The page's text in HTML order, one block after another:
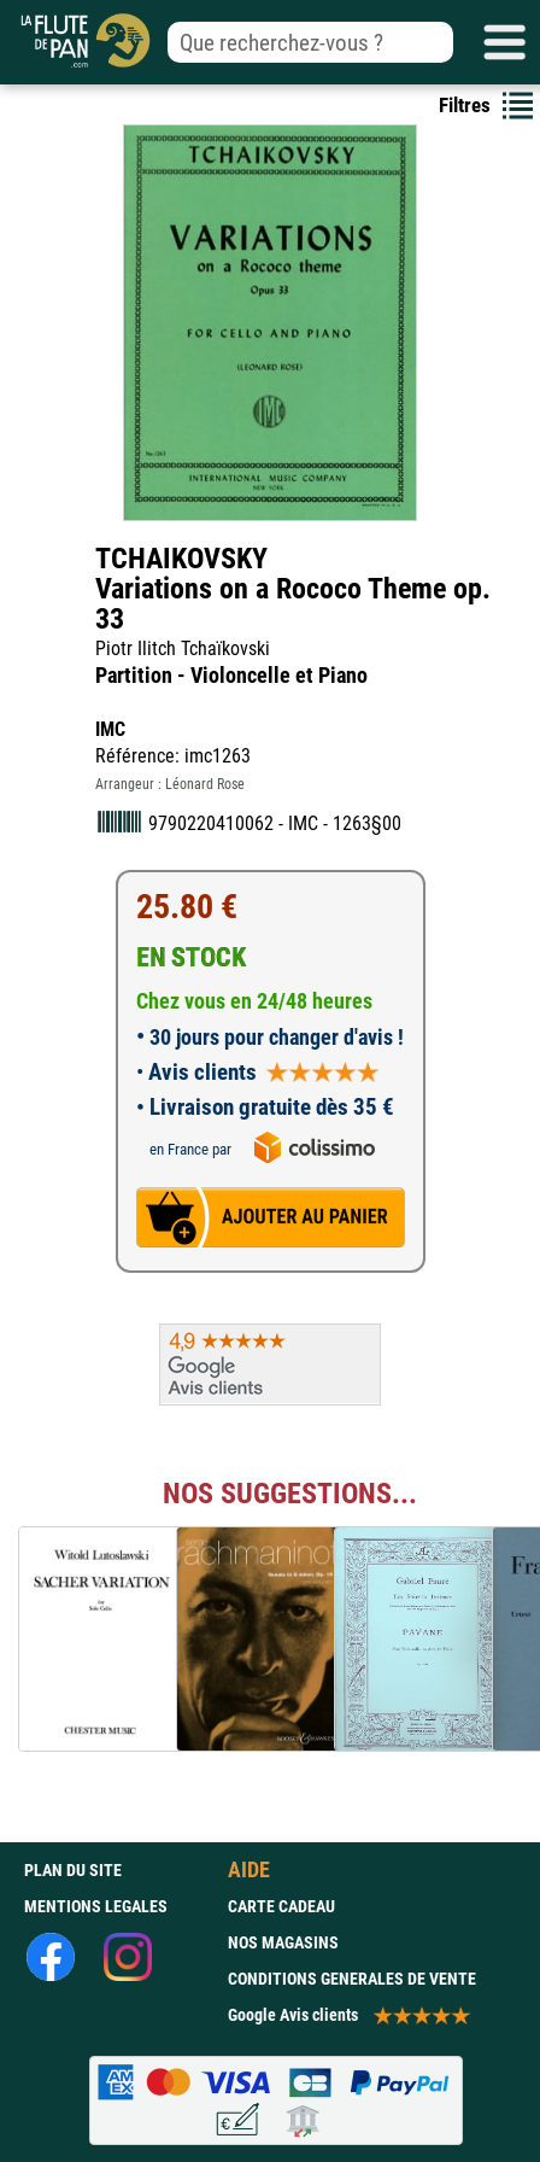
Filtres
TCHAIKOVSKY
Variations on a Rococo Theme op.
33
Piotr Ilitch Tchaïkovski
Partition - Violoncelle et Piano
IMC
Référence: imc1263
Arrangeur : Léonard Rose
9790220410062 - IMC - 1263§00
25.80 €
EN STOCK
Chez vous en 24/48 heures
• 30 jours pour changer d'avis !
• Avis clients
• Livraison gratuite dès 35 €
en France par
NOS SUGGESTIONS...
PLAN DU SITE
MENTIONS LEGALES
AIDE
CARTE CADEAU
NOS MAGASINS
CONDITIONS GENERALES DE VENTE
Google Avis clients